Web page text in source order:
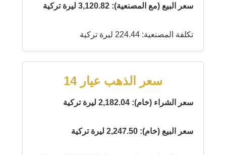
سعر البيع (مع المصنعية): 3,120.82 ليرة تركية
تكلفة المصنعية: 224.44 ليرة تركية
سعر الذهب عيار 14
سعر الشراء (خام): 2,182.04 ليرة تركية
سعر البيع (خام): 2,247.50 ليرة تركية